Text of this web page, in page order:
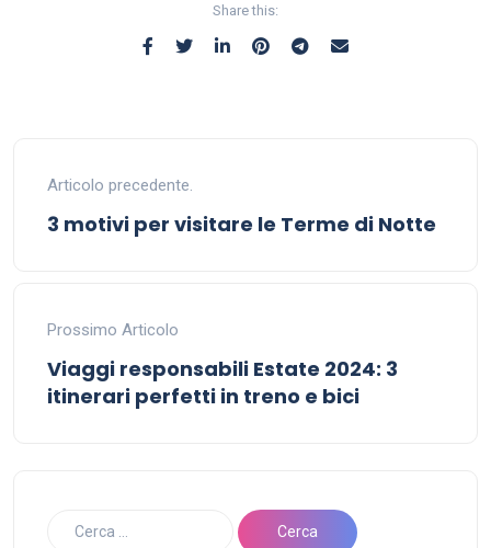
Share this:
Articolo precedente.
3 motivi per visitare le Terme di Notte
Prossimo Articolo
Viaggi responsabili Estate 2024: 3
itinerari perfetti in treno e bici